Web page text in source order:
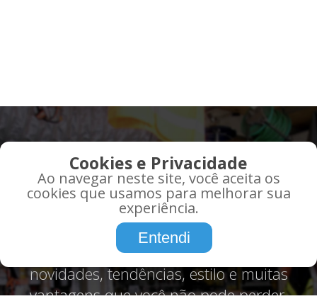
QUE TAL RECEBER AS
MELHORES OFERTAS EM
SEU EMAIL?
Promoções, informações, atualidades,
tudo o que você precisa saber sobre,
novidades, tendências, estilo e muitas
vantagens que você não pode perder.
Cookies e Privacidade
Ao navegar neste site, você aceita os
cookies que usamos para melhorar sua
experiência.
Entendi